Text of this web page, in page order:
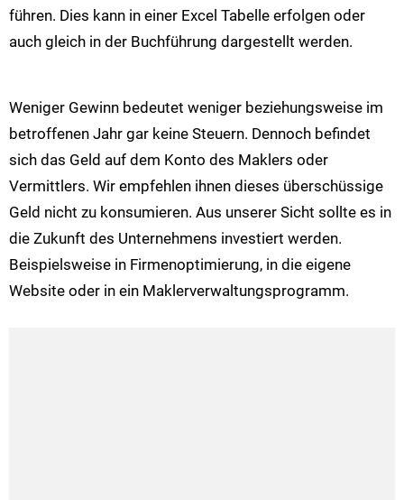
führen. Dies kann in einer Excel Tabelle erfolgen oder
auch gleich in der Buchführung dargestellt werden.
Weniger Gewinn bedeutet weniger beziehungsweise im
betroffenen Jahr gar keine Steuern. Dennoch befindet
sich das Geld auf dem Konto des Maklers oder
Vermittlers. Wir empfehlen ihnen dieses überschüssige
Geld nicht zu konsumieren. Aus unserer Sicht sollte es in
die Zukunft des Unternehmens investiert werden.
Beispielsweise in Firmenoptimierung, in die eigene
Website oder in ein Maklerverwaltungsprogramm.